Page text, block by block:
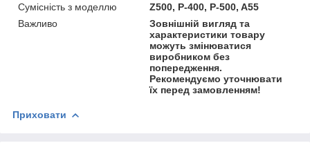
Сумісність з моделлю
Z500, P-400, P-500, A55
Важливо
Зовнішній вигляд та
характеристики товару
можуть змінюватися
виробником без
попередження.
Рекомендуємо уточнювати
їх перед замовленням!
Приховати